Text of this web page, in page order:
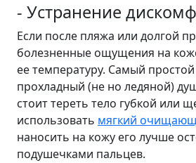
- Устранение
Если после пляжа или долгой
болезненные ощущения на
ее температуру. Самый
прохладный (не но ледяной)
стоит тереть тело губкой или
использовать мягкий
наносить на кожу его лучше
подушечками пальцев.